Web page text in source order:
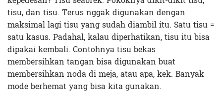
tisu, dan tisu. Terus nggak digunakan dengan
maksimal lagi tisu yang sudah diambil itu. Satu tisu =
satu kasus. Padahal, kalau diperhatikan, tisu itu bisa
dipakai kembali. Contohnya tisu bekas
membersihkan tangan bisa digunakan buat
membersihkan noda di meja, atau apa, kek. Banyak
mode berhemat yang bisa kita gunakan.